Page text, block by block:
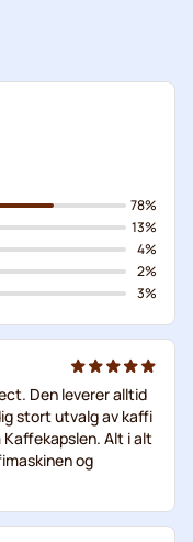
78%
13%
4%
2%
3%
Den leverer alltid
stort utvalg av kaffi
Alt i alt
og